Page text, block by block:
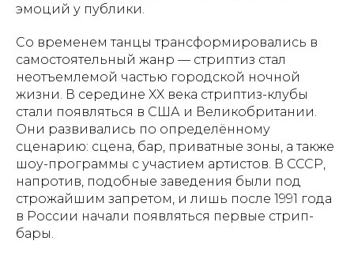
эмоций у публики.
Со временем танцы трансформировались в
самостоятельный жанр — стриптиз стал
неотъемлемой частью городской ночной
жизни. В середине XX века стриптиз-клубы
стали появляться в США и Великобритании.
Они развивались по определённому
сценарию: сцена, бар, приватные зоны, а также
шоу-программы с участием артистов. В СССР,
напротив, подобные заведения были под
строжайшим запретом, и лишь после 1991 года
в России начали появляться первые стрип-
бары.